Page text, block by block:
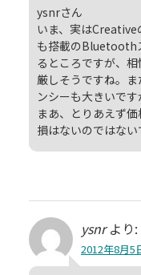
ysnrさん
いま、実は
も搭載のBluetooth
るところですが、
厳しそうですね。
ンシーも大きいです
まあ、とりあえず
損はないのではない
ysnr より:
2012年8月5